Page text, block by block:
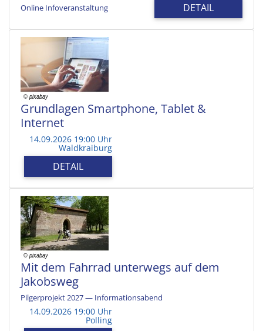
Online Infoveranstaltung DETAIL
Grundlagen Smartphone, Tablet &
Internet
14.09.2026 19:00 Uhr
Waldkraiburg
DETAIL
Mit dem Fahrrad unterwegs auf dem
Jakobsweg
Pilgerprojekt 2027 — Informationsabend
14.09.2026 19:00 Uhr
Polling